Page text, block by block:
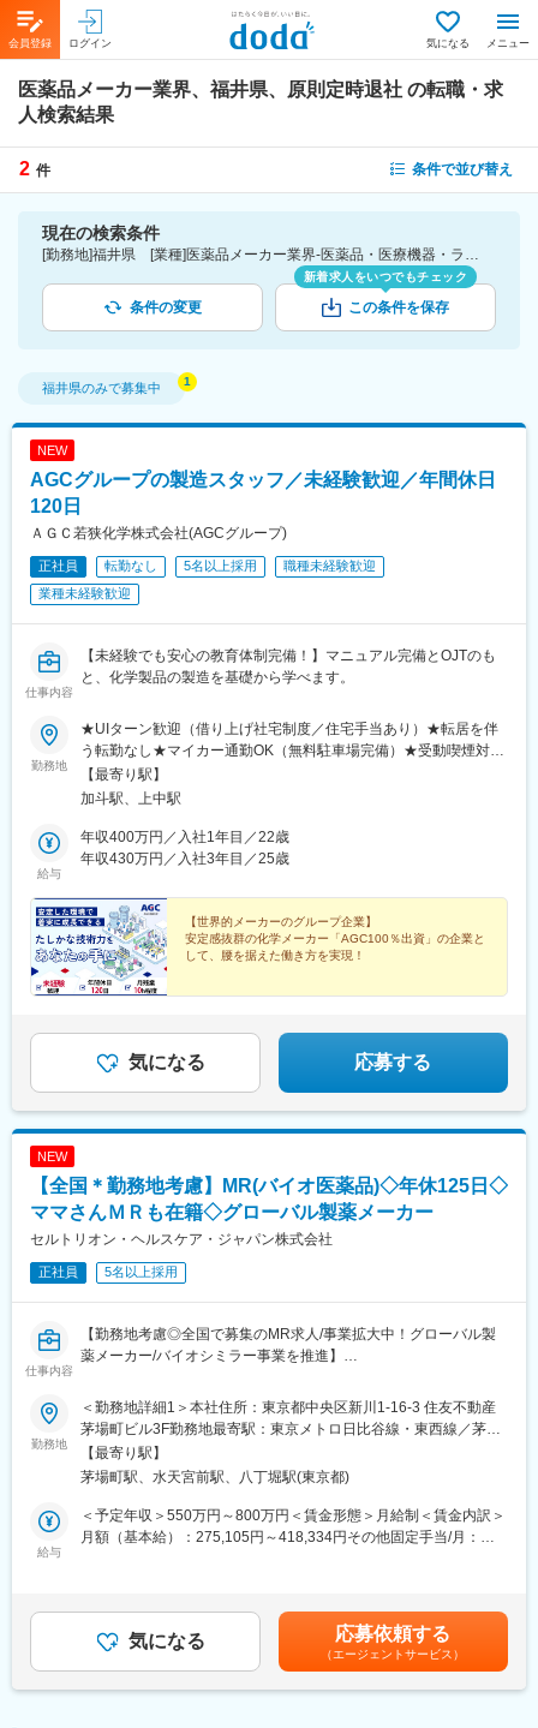
会員登録 ログイン 気になる メニュー
医薬品メーカー業界、福井県、原則定時退社 の転職・求
人検索結果
2 件 条件で並び替え
現在の検索条件
[勤務地]福井県 [業種]医薬品メーカー業界-医薬品・医療機器・ライフサイエンス・医療系サービス [詳細条件](休日・働き方)原則定時退社
条件の変更
新着求人をいつでもチェック
この条件を保存
福井県のみで募集中
NEW
AGCグループの製造スタッフ／未経験歓迎／年間休日
120日
ＡＧＣ若狭化学株式会社(AGCグループ)
正社員 転勤なし 5名以上採用
職種未経験歓迎
業種未経験歓迎
仕事内容
【未経験でも安心の教育体制完備！】マニュアル完備とOJTのも
と、化学製品の製造を基礎から学べます。
勤務地
★UIターン歓迎（借り上げ社宅制度／住宅手当あり）★転居を伴
う転勤なし★マイカー通勤OK（無料駐車場完備）★受動喫煙対
策：あり（屋内全面禁煙）下記いずれかの拠点にて活躍！■小浜工
場／福井県小浜市飯盛24-26-1■上中工場／福井県三方上中郡若狭
浜線「加斗駅」より車で約5分■上中工場…JR小浜線「上中駅」よ
り車で約5分◎福井県の中でも、滋賀県・京都府に隣接するエリア
クセスが良好です！＼県外の方も活躍しています／借り上げ社宅
制度や住宅手当など、住環境へのサポートも充実しています。実
際に、滋賀県・京都府・愛知県出身のメンバーで、社宅制度を活
用して活躍しています！＼社宅周辺も充実／都市部と比較し、朝
晩静かな環境な若狭。道も分かりやすく、渋滞がないため快適に
合病院：車10分・小浜IC：車5分◎小浜工場・上中工場につい
て、社宅からどちらも車で15分です！
【最寄り駅】
加斗駅、上中駅
給与
年収400万円／入社1年目／22歳
年収430万円／入社3年目／25歳
【世界的メーカーのグループ企業】
安定感抜群の化学メーカー「AGC100％出資」の企業と
して、腰を据えた働き方を実現！
気になる 応募する
NEW
【全国＊勤務地考慮】MR(バイオ医薬品)◇年休125日◇
ママさんＭＲも在籍◇グローバル製薬メーカー
セルトリオン・ヘルスケア・ジャパン株式会社
正社員 5名以上採用
仕事内容
【勤務地考慮◎全国で募集のMR求人/事業拡大中！グローバル製
薬メーカー/バイオシミラー事業を推進】
バイオ医薬品を開発・製造する総合ヘルスケアグループの日本法
人である当社にて、MRを募集いたします。
■業務内容：
・MR職務の担当エリアにおいて当社製品の新規口座開設ならびに
シェアの拡大を目指す
・販売目標を達成させるために卸との協業を推進する
践する
勤務地
＜勤務地詳細1＞本社住所：東京都中央区新川1-16-3 住友不動産
茅場町ビル3F勤務地最寄駅：東京メトロ日比谷線・東西線／茅場
町駅受動喫煙対策：敷地内喫煙可能場所あり＜勤務地詳細2＞全国
住所：全国 受動喫煙対策：敷地内全面禁煙変更の範囲：会社の定
【最寄り駅】
茅場町駅、水天宮前駅、八丁堀駅(東京都)
給与
＜予定年収＞550万円～800万円＜賃金形態＞月給制＜賃金内訳＞
月額（基本給）：275,105円～418,334円その他固定手当/月：
残業手当＞有＜給与補足＞※年収は経験に応じて決定します。年収
には営業手当を含みます。※固定残業代は、時間外労働の有無に関
わらず40時間分が付きます。※別途営業日当支給（2,000円/日）賃
金はあくまでも目安の金額であり、選考を通じて上下する可能性
気になる 応募依頼する
（エージェントサービス）